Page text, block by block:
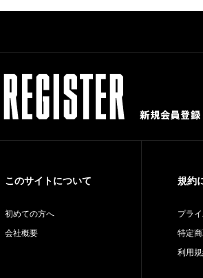
このサイトについて
初めての方へ
会社概要
規約
プラ
特定
利用